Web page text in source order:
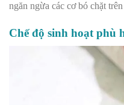
ngăn ngừa các cơ bó chặt
Chế độ sinh hoạt phù